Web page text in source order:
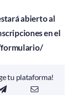
abierto al
en el
tu plataforma!